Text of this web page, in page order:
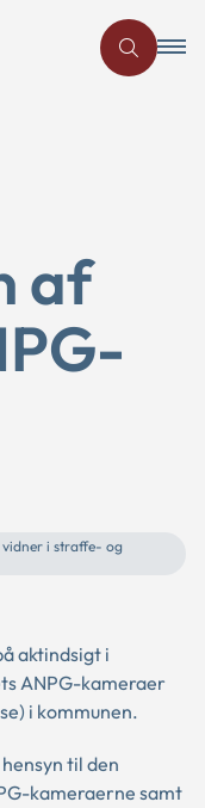
af
vidner i straffe- og
aktindsigt i
ANPG-kameraer
i kommunen.
til den
kameraerne samt